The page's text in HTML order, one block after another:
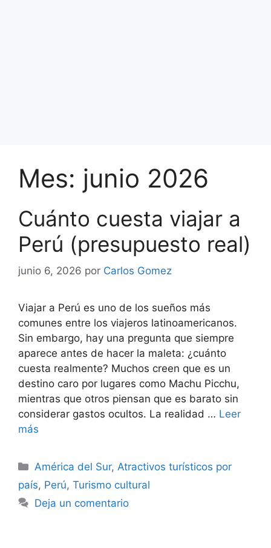
Mes: junio 2026
Cuánto cuesta viajar a
Perú (presupuesto real)
junio 6, 2026 por Carlos Gomez
Viajar a Perú es uno de los sueños más
comunes entre los viajeros latinoamericanos.
Sin embargo, hay una pregunta que siempre
aparece antes de hacer la maleta: ¿cuánto
cuesta realmente? Muchos creen que es un
destino caro por lugares como Machu Picchu,
mientras que otros piensan que es barato sin
considerar gastos ocultos. La realidad … Leer
más
Categorías
América del Sur,Atractivos turísticos por
país, Perú, Turismo cultural
Deja un comentario